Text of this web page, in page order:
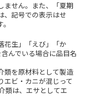
ません。また、「夏期
、記号での表示はせ
花生」「えび」「か
んでいる場合に品目名
類を原材料として製造
エビ・カニが混じって
類は、エサとしてエ